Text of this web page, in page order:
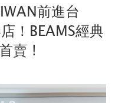
前進台
！BEAMS經典
賣 !